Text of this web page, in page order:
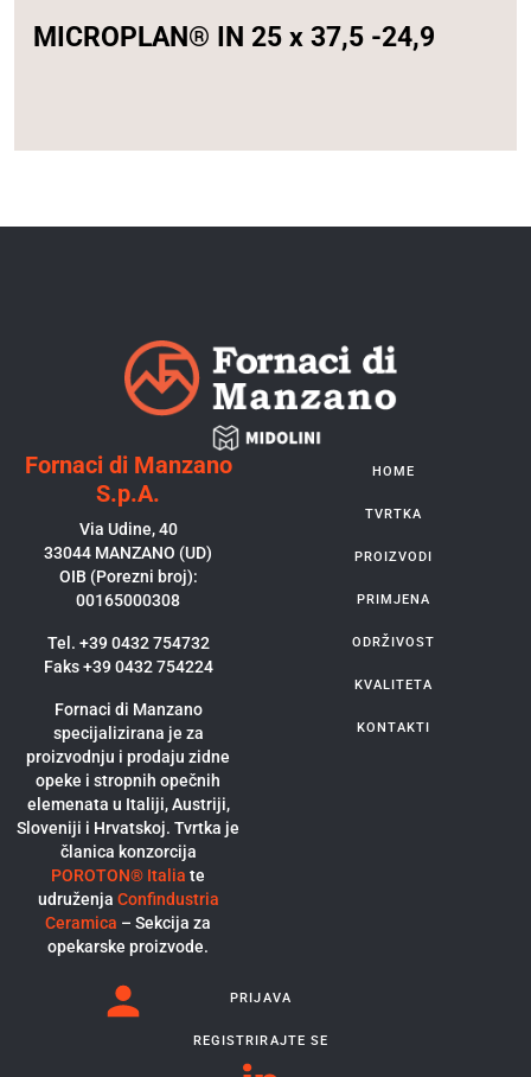
MICROPLAN® IN 25 x 37,5 -24,9
Fornaci di Manzano
S.p.A.
Via Udine, 40
33044 MANZANO (UD)
OIB (Porezni broj):
00165000308
Tel. +39 0432 754732
Faks +39 0432 754224
Fornaci di Manzano
specijalizirana je za
proizvodnju i prodaju zidne
opeke i stropnih opečnih
elemenata u Italiji, Austriji,
Sloveniji i Hrvatskoj. Tvrtka je
članica konzorcija
POROTON® Italia te
udruženja Confindustria
Ceramica – Sekcija za
opekarske proizvode.
HOME
TVRTKA
PROIZVODI
PRIMJENA
ODRŽIVOST
KVALITETA
KONTAKTI
PRIJAVA
REGISTRIRAJTE SE